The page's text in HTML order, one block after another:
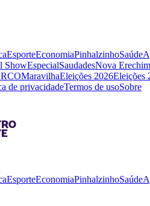
EsporteEconomiaPinhalzinhoSaúde
ShowEspecialSaudadesNova Erechim
MaravilhaEleições 2026Eleições
de privacidadeTermos de usoSobre
EsporteEconomiaPinhalzinhoSaúde